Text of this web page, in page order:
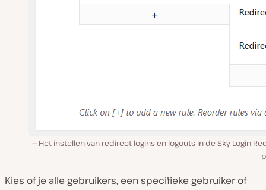
Het instellen van redirect logins en logouts in de Sky Login
Kies of je alle gebruikers, een specifieke gebruiker of